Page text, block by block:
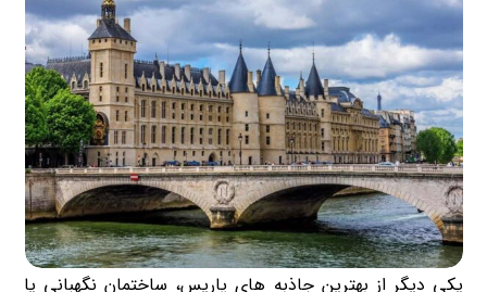
یکی دیگر از بهترین جاذبه های پاریس، ساختمان نگهبانی یا